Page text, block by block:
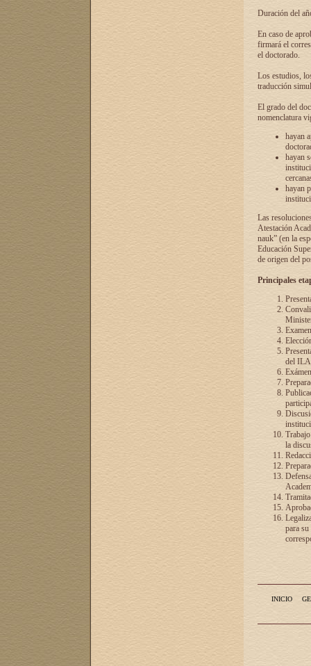
Duración del
En caso de
firmará el
el doctorado.
Los estudios,
traducción
El grado del
nomenclatura
hayan
hayan
hayan
Las
Atestación
nauk” (en la
Educación
de origen del
Principales
del
la
para
INICIO